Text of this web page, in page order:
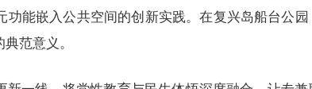
功能嵌入公共空间的创新实践。在复兴岛船台公
范意义。